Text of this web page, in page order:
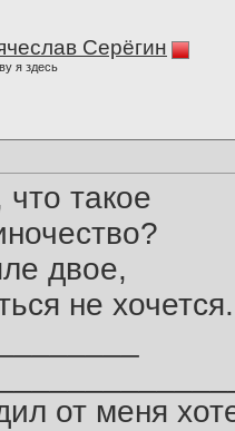
Серёгин
я здесь
такое
двое,
не
от меня